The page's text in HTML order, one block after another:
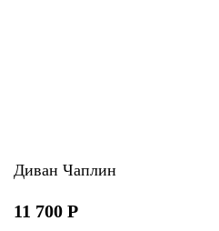
Диван Чаплин
11 700 Р